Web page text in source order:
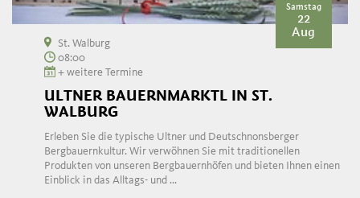
Samstag
22
Aug
St. Walburg
08:00
+ weitere Termine
ULTNER BAUERNMARKTL IN ST.
WALBURG
Erleben Sie die typische Ultner und Deutschnonsberger
Bergbauernkultur. Wir verwöhnen Sie mit traditionellen
Produkten von unseren Bergbauernhöfen und bieten Ihnen einen
Einblick in das Alltags- und ...